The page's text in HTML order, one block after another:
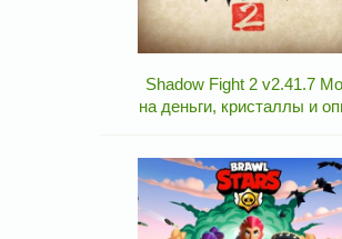
Shadow Fight 2 v2.41.7
на деньги, кристаллы и